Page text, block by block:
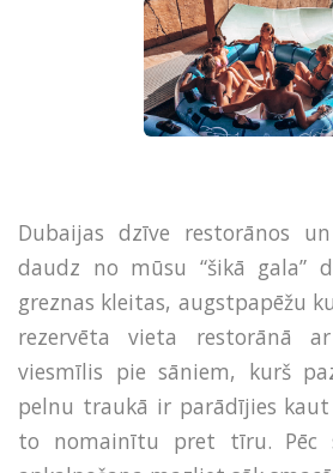
Dubaijas dzīve restorānos
daudz no mūsu “šikā gala”
greznas kleitas, augstpapēžu
rezervēta vieta restorānā
viesmīlis pie sāniem, kurš
pelnu traukā ir parādījies kaut
to nomainītu pret tīru. Pēc